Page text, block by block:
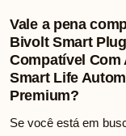
Vale a pena
Bivolt Smart
Compatível Com
Smart Life
Premium?
Se você está em